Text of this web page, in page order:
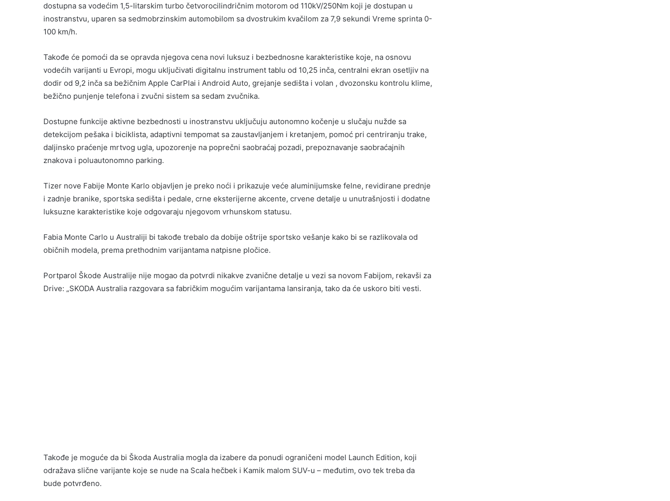
dostupna sa vodećim 1,5-litarskim turbo četvorocilindričnim motorom od 110kV/250Nm koji je dostupan u
inostranstvu, uparen sa sedmobrzinskim automobilom sa dvostrukim kvačilom za 7,9 sekundi Vreme sprinta 0-
100 km/h.
Takođe će pomoći da se opravda njegova cena novi luksuz i bezbednosne karakteristike koje, na osnovu
vodećih varijanti u Evropi, mogu uključivati digitalnu instrument tablu od 10,25 inča, centralni ekran osetljiv na
dodir od 9,2 inča sa bežičnim Apple CarPlai i Android Auto, grejanje sedišta i volan , dvozonsku kontrolu klime,
bežično punjenje telefona i zvučni sistem sa sedam zvučnika.
Dostupne funkcije aktivne bezbednosti u inostranstvu uključuju autonomno kočenje u slučaju nužde sa
detekcijom pešaka i biciklista, adaptivni tempomat sa zaustavljanjem i kretanjem, pomoć pri centriranju trake,
daljinsko praćenje mrtvog ugla, upozorenje na poprečni saobraćaj pozadi, prepoznavanje saobraćajnih
znakova i poluautonomno parking.
Tizer nove Fabije Monte Karlo objavljen je preko noći i prikazuje veće aluminijumske felne, revidirane prednje
i zadnje branike, sportska sedišta i pedale, crne eksterijerne akcente, crvene detalje u unutrašnjosti i dodatne
luksuzne karakteristike koje odgovaraju njegovom vrhunskom statusu.
Fabia Monte Carlo u Australiji bi takođe trebalo da dobije oštrije sportsko vešanje kako bi se razlikovala od
običnih modela, prema prethodnim varijantama natpisne pločice.
Portparol Škode Australije nije mogao da potvrdi nikakve zvanične detalje u vezi sa novom Fabijom, rekavši za
Drive: „SKODA Australia razgovara sa fabričkim mogućim varijantama lansiranja, tako da će uskoro biti vesti.
Takođe je moguće da bi Škoda Australia mogla da izabere da ponudi ograničeni model Launch Edition, koji
odražava slične varijante koje se nude na Scala hečbek i Kamik malom SUV-u – međutim, ovo tek treba da
bude potvrđeno.